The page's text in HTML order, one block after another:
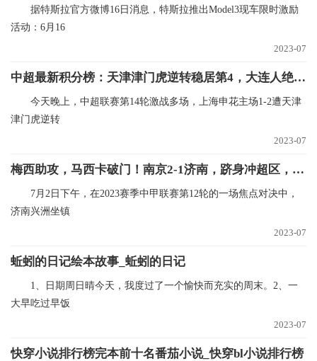
据特斯拉官方微博16日消息，特斯拉推出Model3现车限时激励
活动：6月16
2023-07
中超最新积分榜：天津津门虎逆转稳居第4，大连人绝平仍旧垫底！
今天晚上，中超联赛第14轮激战多场，上海申花主场1-2遭天津
津门虎逆转
2023-07
梅西助攻，马西卡破门！南京2-1济南，跻身冲超区，特拉奥雷首秀_微头条
7月2日下午，在2023赛季中甲联赛第12轮的一场焦点对决中，
济南兴洲坐镇
2023-07
蚯蚓的日记绘本故事_蚯蚓的日记
1、日期周日晴今天，我度过了一个愉快而充实的周末。2、一
大早吃过早饭
2023-07
快穿小说排行榜完本前十名番茄小说_快穿bl小说排行榜